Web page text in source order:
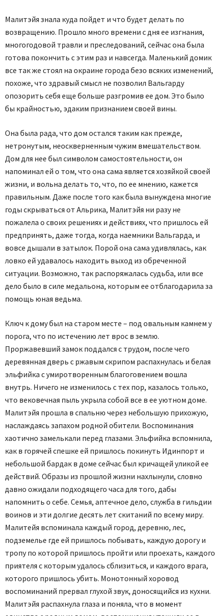
Малитэйя знала куда пойдет и что будет делать по
возвращению. Прошло много времени с дня ее изгнания,
многогодовой травли и преследований, сейчас она была
готова покончить с этим раз и навсегда. Маленький домик
все так же стоял на окраине города безо всяких изменений,
похоже, что здравый смысл не позволил Вальгарду
опозорить себя еще больше разгромив ее дом. Это было
бы крайностью, эдаким признанием своей вины.
Она была рада, что дом остался таким как прежде,
нетронутым, неоскверненным чужим вмешательством.
Дом для нее был символом самостоятельности, он
напоминал ей о том, что она сама является хозяйкой своей
жизни, и вольна делать то, что, по ее мнению, кажется
правильным. Даже после того как была вынуждена многие
годы скрываться от Альрика, Малитэйя ни разу не
пожалела о своих решениях и действиях, что пришлось ей
предпринять, даже тогда, когда наемники Вальгарда, и
вовсе дышали в затылок. Порой она сама удивлялась, как
ловко ей удавалось находить выход из обреченной
ситуации. Возможно, так распоряжалась судьба, или все
дело было в силе медальона, которым ее отблагодарила за
помощь юная ведьма.
Ключ к дому был на старом месте – под овальным камнем у
порога, что по истечению лет врос в землю.
Проржавевший замок поддался с трудом, после чего
деревянная дверь с ржавым скрипом распахнулась и белая
эльфийка с умиротворенным благоговением вошла
внутрь. Ничего не изменилось с тех пор, казалось только,
что вековечная пыль укрыла собой все в ее уютном доме.
Малитэйя прошла в спальню через небольшую прихожую,
наслаждаясь запахом родной обители. Воспоминания
хаотично замелькали перед глазами. Эльфийка вспомнила,
как в горячей спешке ей пришлось покинуть Идинпорт и
небольшой бардак в доме сейчас был кричащей уликой ее
действий. Образы из прошлой жизни нахлынули, словно
давно ожидали подходящего часа для того, дабы
напомнить о себе. Семья, аптечное дело, служба в гильдии
воинов и эти долгие десять лет скитаний по всему миру.
Малитейя вспоминала каждый город, деревню, лес,
подземелье где ей пришлось побывать, каждую дорогу и
тропу по которой пришлось пройти или проехать, каждого
приятеля с которым удалось сблизиться, и каждого врага,
которого пришлось убить. Монотонный хоровод
воспоминаний прервал глухой звук, доносящийся из кухни.
Малитэйя распахнула глаза и поняла, что в момент